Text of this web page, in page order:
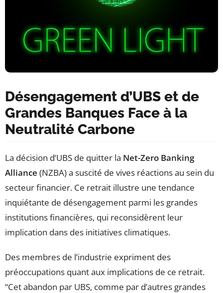
Désengagement d’UBS et de
Grandes Banques Face à la
Neutralité Carbone
La décision d’UBS de quitter la Net-Zero Banking
Alliance (NZBA) a suscité de vives réactions au sein du
secteur financier. Ce retrait illustre une tendance
inquiétante de désengagement parmi les grandes
institutions financières, qui reconsidèrent leur
implication dans des initiatives climatiques.
Des membres de l’industrie expriment des
préoccupations quant aux implications de ce retrait.
“Cet abandon par UBS, comme par d’autres grandes